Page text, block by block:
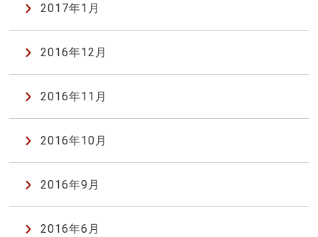
2017年1月
2016年12月
2016年11月
2016年10月
2016年9月
2016年6月